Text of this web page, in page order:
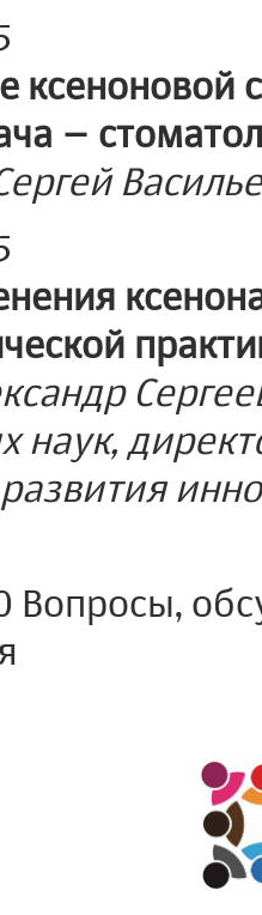
ксеноновой
–
наук,
Вопросы,